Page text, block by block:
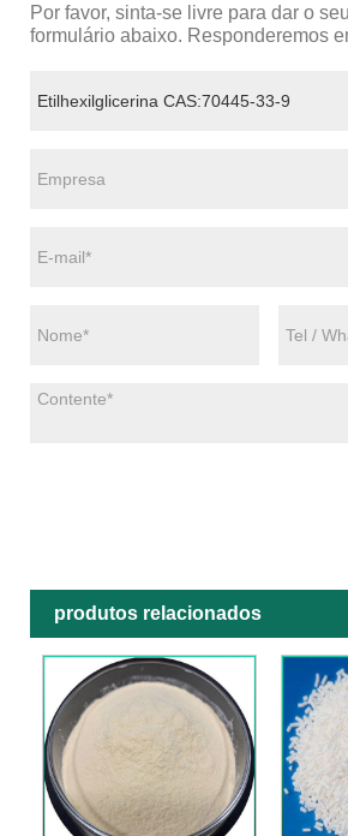
Por favor, sinta-se livre para dar o
formulário abaixo. Responderemos
produtos relacionados